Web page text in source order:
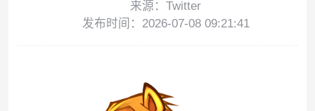
来源：Twitter
发布时间：2026-07-08 09:21:41